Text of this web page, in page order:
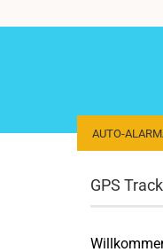
AUTO-
GPS